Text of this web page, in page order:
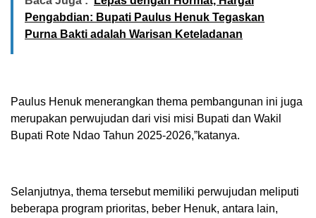
Pengabdian: Bupati Paulus Henuk Tegaskan
Purna Bakti adalah Warisan Keteladanan
Paulus Henuk menerangkan thema pembangunan ini juga
merupakan perwujudan dari visi misi Bupati dan Wakil
Bupati Rote Ndao Tahun 2025-2026,”katanya.
Selanjutnya, thema tersebut memiliki perwujudan meliputi
beberapa program prioritas, beber Henuk, antara lain,